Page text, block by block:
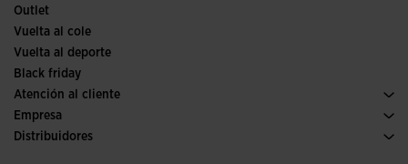
Outlet
Vuelta al cole
Vuelta al deporte
Black friday
Atención al cliente
Condiciones de compra
Transporte y entrega
Empresa
Historia
Distribuidores